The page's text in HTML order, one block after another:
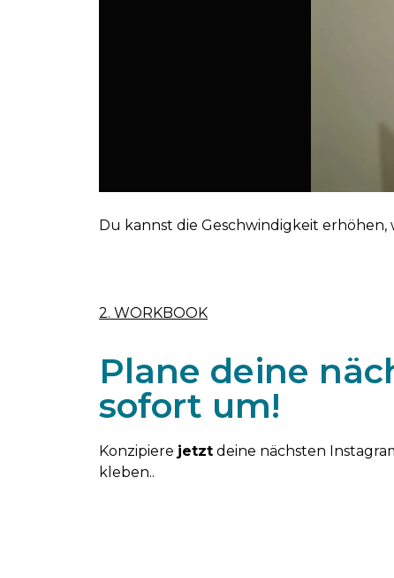
Du kannst die Geschwindigkeit
2. WORKBOOK
Plane deine
sofort um!
Konzipiere jetzt deine nächsten
kleben..